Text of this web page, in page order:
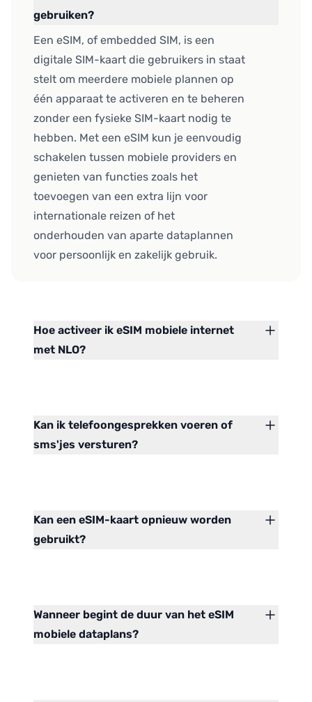
gebruiken?
Een eSIM, of embedded SIM, is een
digitale SIM-kaart die gebruikers in staat
stelt om meerdere mobiele plannen op
één apparaat te activeren en te beheren
zonder een fysieke SIM-kaart nodig te
hebben. Met een eSIM kun je eenvoudig
schakelen tussen mobiele providers en
genieten van functies zoals het
toevoegen van een extra lijn voor
internationale reizen of het
onderhouden van aparte dataplannen
voor persoonlijk en zakelijk gebruik.
Hoe activeer ik eSIM mobiele internet
met NLO?
Kan ik telefoongesprekken voeren of
sms'jes versturen?
Kan een eSIM-kaart opnieuw worden
gebruikt?
Wanneer begint de duur van het eSIM
mobiele dataplans?